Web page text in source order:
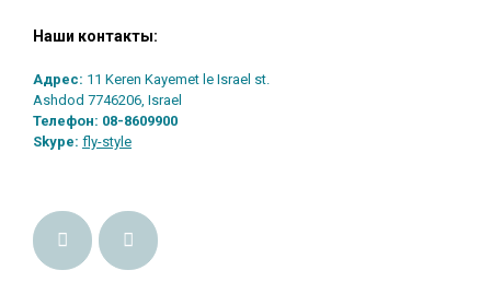
Наши контакты:
Адрес: 11 Keren Kayemet le Israel st.
Ashdod 7746206, Israel
Телефон: 08-8609900
Skype: fly-style